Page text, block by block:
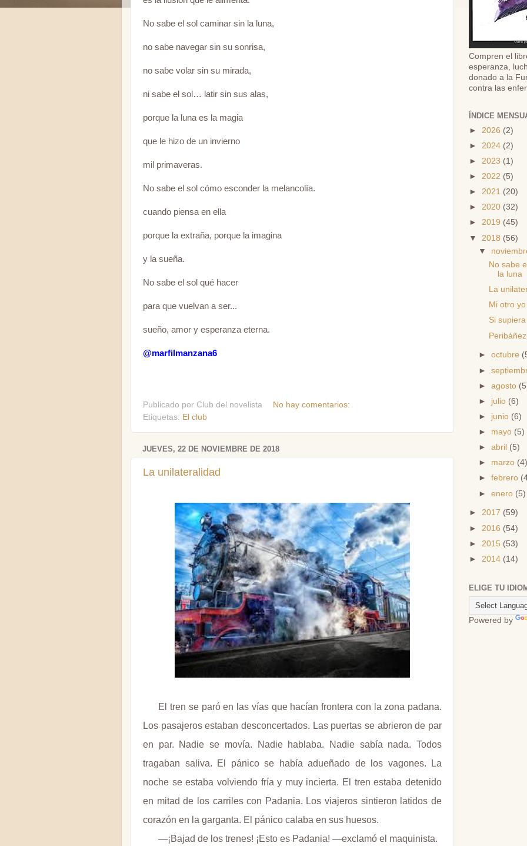
No sabe el sol caminar sin la luna,
no sabe navegar sin su sonrisa,
no sabe volar sin su mirada,
ni sabe el sol… latir sin sus alas,
porque la luna es la magia
que le hizo de un invierno
mil primaveras.
No sabe el sol cómo esconder la melancolía.
cuando piensa en ella
porque la extraña, porque la imagina
y la sueña.
No sabe el sol qué hacer
para que vuelvan a ser...
sueño, amor y esperanza eterna.
@marfilmanzana6
Publicado por Club del novelista
No hay comentarios:
Etiquetas: El club
JUEVES, 22 DE NOVIEMBRE DE 2018
La unilateralidad
El tren se paró en las vías que hacían frontera con la zona padana.
Los pasajeros estaban desconcertados. Las puertas se abrieron de par
en par. Nadie se movía. Nadie hablaba. Nadie sabía nada. Todos
tragaban saliva. El pánico se había adueñado de los vagones. La
noche se estaba volviendo fría y muy incierta. El tren estaba detenido
en mitad de los carriles con Padania. Los viajeros sintieron latidos de
corazón en la garganta. El pánico calaba en sus huesos.
—¡Bajad de los trenes! ¡Esto es Padania! —exclamó el maquinista.
Compren el
esperanza,
donado a la
contra las
ÍNDICE
► 2026 (2)
► 2024 (2)
► 2023 (1)
► 2022 (5)
► 2021 (20)
► 2020 (32)
► 2019 (45)
▼ 2018 (56)
▼
No sabe
la luna
La
Mi otro
Si
►octubre
►
►agosto
► julio (6)
► junio (6)
► mayo (5)
►abril (5)
► marzo (4)
►febrero
►enero (5)
► 2017 (59)
► 2016 (54)
► 2015 (53)
► 2014 (14)
ELIGE TU
Powered by